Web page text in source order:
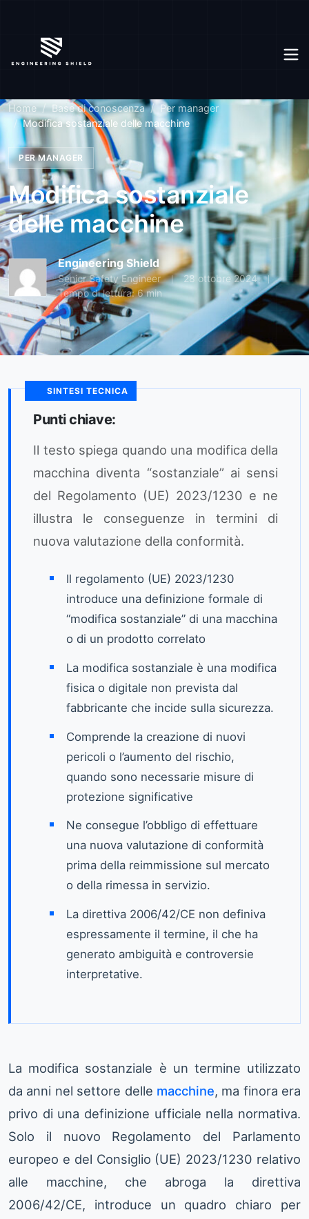
Home Base di conoscenza
Per manager
Modifica sostanziale delle macchine
PER MANAGER
Modifica sostanziale
delle macchine
Engineering Shield
Senior Safety Engineer
28 ottobre 2024
Tempo di lettura: 6 min
SINTESI TECNICA
Punti chiave:
Il testo spiega quando una modifica della
macchina diventa “sostanziale” ai sensi
del Regolamento (UE) 2023/1230 e ne
illustra le conseguenze in termini di
nuova valutazione della conformità.
Il regolamento (UE) 2023/1230
introduce una definizione formale di
“modifica sostanziale” di una macchina
o di un prodotto correlato
La modifica sostanziale è una modifica
fisica o digitale non prevista dal
fabbricante che incide sulla sicurezza.
Comprende la creazione di nuovi
pericoli o l’aumento del rischio,
quando sono necessarie misure di
protezione significative
Ne consegue l’obbligo di effettuare
una nuova valutazione di conformità
prima della reimmissione sul mercato
o della rimessa in servizio.
La direttiva 2006/42/CE non definiva
espressamente il termine, il che ha
generato ambiguità e controversie
interpretative.
La modifica sostanziale è un termine utilizzato
da anni nel settore delle macchine, ma finora era
privo di una definizione ufficiale nella normativa.
Solo il nuovo Regolamento del Parlamento
europeo e del Consiglio (UE) 2023/1230 relativo
alle macchine, che abroga la direttiva
2006/42/CE, introduce un quadro chiaro per